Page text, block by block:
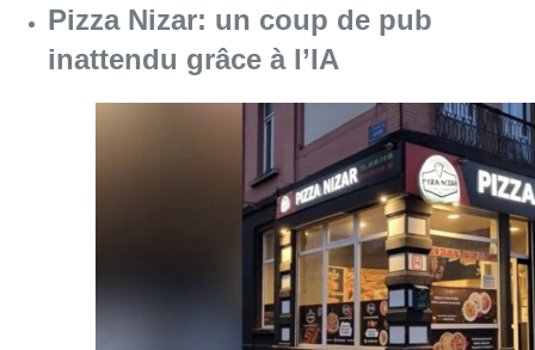
Pizza Nizar: un coup de pub
inattendu grâce à l’IA